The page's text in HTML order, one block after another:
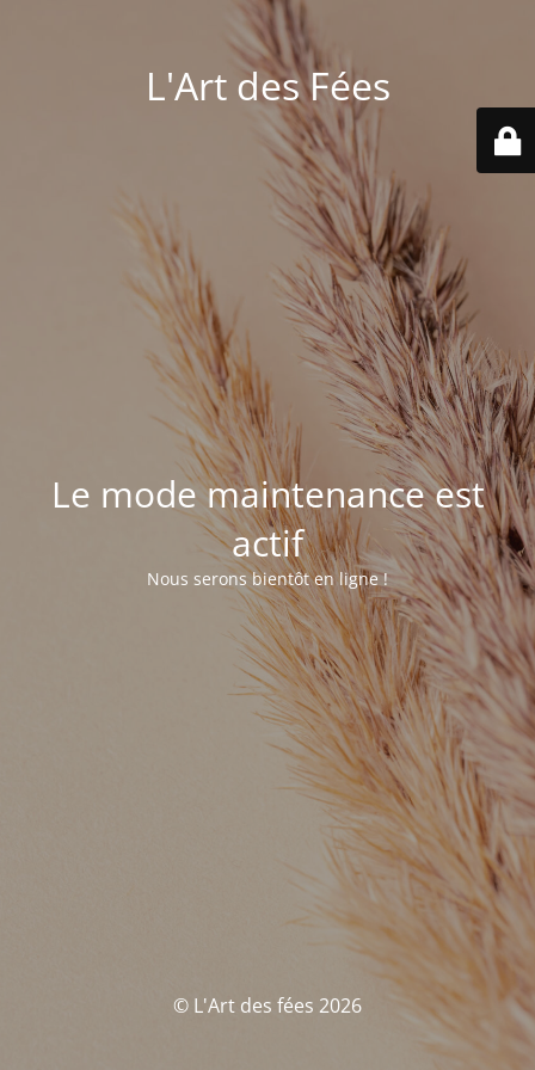
L'Art des Fées
Le mode maintenance est
actif
Nous serons bientôt en ligne !
© L'Art des fées 2026